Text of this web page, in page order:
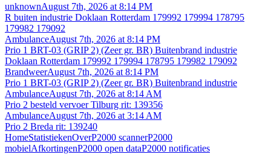
unknownAugust 7th, 2026 at 8:14 PM
R buiten industrie Doklaan Rotterdam 179992 179994 178795
179982 179092
AmbulanceAugust 7th, 2026 at 8:14 PM
Prio 1 BRT-03 (GRIP 2) (Zeer gr. BR) Buitenbrand industrie
Doklaan Rotterdam 179992 179994 178795 179982 179092
BrandweerAugust 7th, 2026 at 8:14 PM
Prio 1 BRT-03 (GRIP 2) (Zeer gr. BR) Buitenbrand industrie
AmbulanceAugust 7th, 2026 at 8:14 AM
Prio 2 besteld vervoer Tilburg rit: 139356
AmbulanceAugust 7th, 2026 at 3:14 AM
Prio 2 Breda rit: 139240
HomeStatistiekenOverP2000 scannerP2000
mobielAfkortingenP2000 open dataP2000 notificaties